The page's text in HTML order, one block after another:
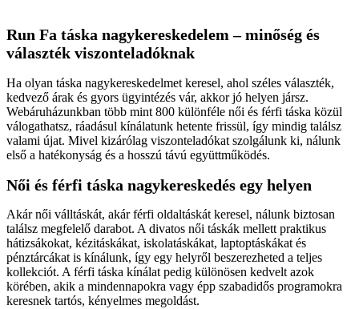
Run Fa táska nagykereskedelem – minőség és
választék viszonteladóknak
Ha olyan táska nagykereskedelmet keresel, ahol széles választék,
kedvező árak és gyors ügyintézés vár, akkor jó helyen jársz.
Webáruházunkban több mint 800 különféle női és férfi táska közül
válogathatsz, ráadásul kínálatunk hetente frissül, így mindig találsz
valami újat. Mivel kizárólag viszonteladókat szolgálunk ki, nálunk
első a hatékonyság és a hosszú távú együttműködés.
Női és férfi táska nagykereskedés egy helyen
Akár női válltáskát, akár férfi oldaltáskát keresel, nálunk biztosan
találsz megfelelő darabot. A divatos női táskák mellett praktikus
hátizsákokat, kézitáskákat, iskolatáskákat, laptoptáskákat és
pénztárcákat is kínálunk, így egy helyről beszerezheted a teljes
kollekciót. A férfi táska kínálat pedig különösen kedvelt azok
körében, akik a mindennapokra vagy épp szabadidős programokra
keresnek tartós, kényelmes megoldást.